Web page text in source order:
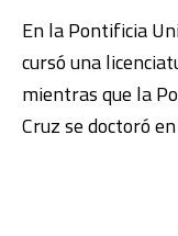
En la Pontificia
cursó una
mientras que la
Cruz se doctoró